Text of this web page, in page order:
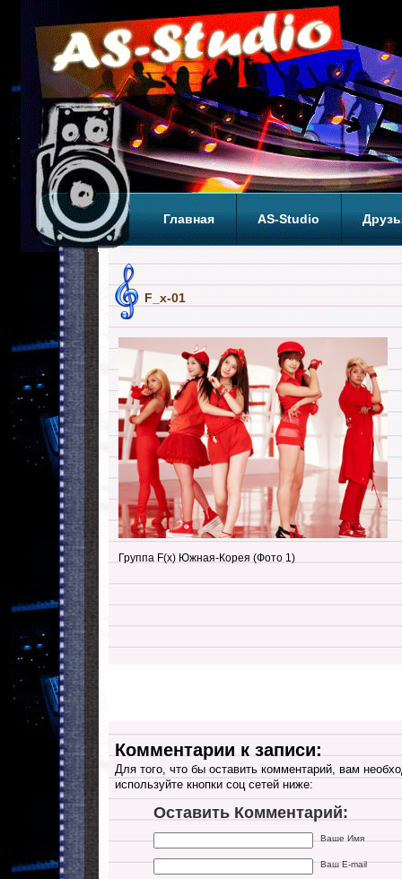
Главная AS-Studio
F_x-01
Группа F(x) Южная-Корея (Фото 1)
Комментарии к записи:
Для того, что бы оставить комментарий, вам
используйте кнопки соц сетей ниже:
Оставить Комментарий:
Ваше Имя
Ваш E-mail